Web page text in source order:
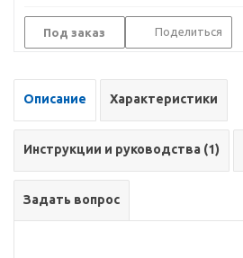
Под заказ Поделиться
Описание Характеристики
Инструкции и руководства (1)
Задать вопрос